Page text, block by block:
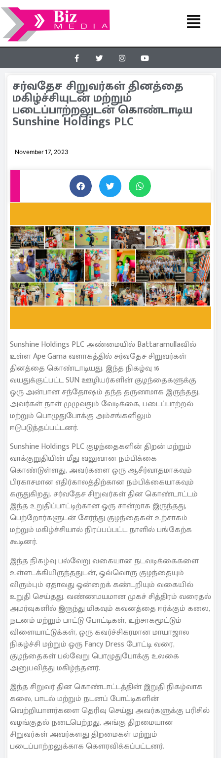
சர்வதேச சிறுவர்கள் தினத்தை
மகிழ்ச்சியுடன் மற்றும்
படைப்பாற்றலுடன் கொண்டாடிய
Sunshine Holdings PLC
November 17, 2023
Sunshine Holdings PLC அண்மையில் Battaramullaவில்
உள்ள Ape Gama வளாகத்தில் சர்வதேச சிறுவர்கள்
தினத்தை கொண்டாடியது. இந்த நிகழ்வு 16
வயதுக்குட்பட்ட SUN ஊழியர்களின் குழந்தைகளுக்கு
ஒரு அன்பான சந்தோஷம் தந்த தருணமாக இருந்தது,
அவர்கள் நாள் முழுவதும் வேடிக்கை, படைப்பாற்றல்
மற்றும் பொழுதுபோக்கு அம்சங்களிலும்
ஈடுபடுத்தப்பட்டனர்.
Sunshine Holdings PLC குழந்தைகளின் திறன் மற்றும்
வாக்குறுதியின் மீது வலுவான நம்பிக்கை
கொண்டுள்ளது, அவர்களை ஒரு ஆசீர்வாதமாகவும்
பிரகாசமான எதிர்காலத்திற்கான நம்பிக்கையாகவும்
கருதுகிறது. சர்வதேச சிறுவர்கள் தின கொண்டாட்டம்
இந்த உறுதிப்பாட்டிற்கான ஒரு சான்றாக இருந்தது,
பெற்றோர்களுடன் சேர்ந்து குழந்தைகள் உற்சாகம்
மற்றும் மகிழ்ச்சியால் நிரப்பப்பட்ட நாளில் பங்கேற்க
கூடினர்.
இந்த நிகழ்வு பல்வேறு வகையான நடவடிக்கைகளை
உள்ளடக்கியிருந்ததுடன், ஒவ்வொரு குழந்தையும்
விரும்பும் ஏதாவது ஒன்றைக் கண்டறியும் வகையில்
உறுதி செய்தது. வண்ணமயமான முகச் சித்திரம் வரைதல்
அமர்வுகளில் இருந்து மிகவும் கவனத்தை ஈர்க்கும் கலை,
நடனம் மற்றும் பாட்டு போட்டிகள், உற்சாகமூட்டும்
விளையாட்டுக்கள், ஒரு கவர்ச்சிகரமான மாயாஜால
நிகழ்ச்சி மற்றும் ஒரு Fancy Dress போட்டி வரை,
குழந்தைகள் பல்வேறு பொழுதுபோக்கு உலகை
அனுபவித்து மகிழ்ந்தனர்.
இந்த சிறுவர் தின கொண்டாட்டத்தின் இறுதி நிகழ்வாக
கலை, பாடல் மற்றும் நடனப் போட்டிகளின்
வெற்றியாளர்களை தெரிவு செய்து அவர்களுக்கு பரிசில்
வழங்குதல் நடைபெற்றது, அங்கு திறமையான
சிறுவர்கள் அவர்களது திறமைகள் மற்றும்
படைப்பாற்றலுக்காக கௌரவிக்கப்பட்டனர்.